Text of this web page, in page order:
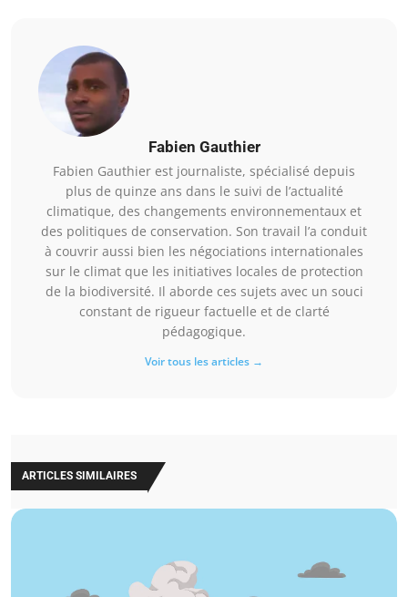
Fabien Gauthier
Fabien Gauthier est journaliste, spécialisé depuis
plus de quinze ans dans le suivi de l’actualité
climatique, des changements environnementaux et
des politiques de conservation. Son travail l’a conduit
à couvrir aussi bien les négociations internationales
sur le climat que les initiatives locales de protection
de la biodiversité. Il aborde ces sujets avec un souci
constant de rigueur factuelle et de clarté
pédagogique.
Voir tous les articles →
ARTICLES SIMILAIRES